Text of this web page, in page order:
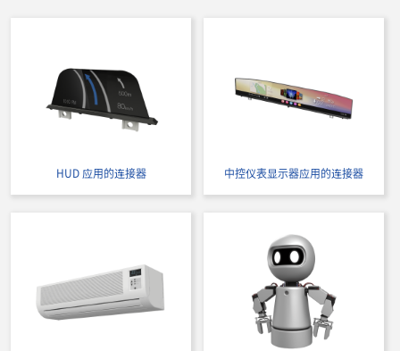
IMSA-9257S-14Y926
IMSA-9257S-14Y935
HUD 应用的连接器 中控仪表显示器应用的连接器